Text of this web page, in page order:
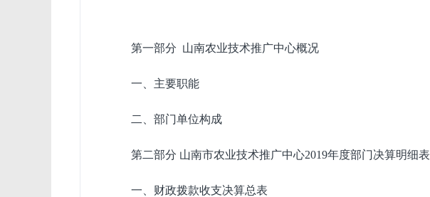
第一部分 山南农业技术推广中心概况
一、主要职能
二、部门单位构成
第二部分 山南市农业技术推广中心2019年度部门决算明细表
一、财政拨款收支决算总表